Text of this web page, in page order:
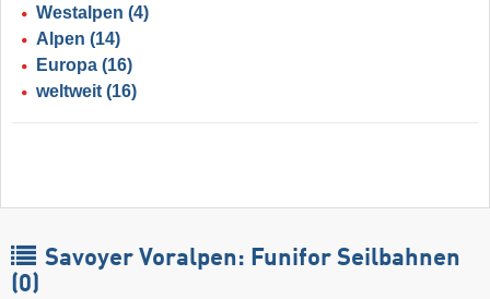
Westalpen (4)
Alpen (14)
Europa (16)
weltweit (16)
Savoyer Voralpen: Funifor Seilbahnen
(0)